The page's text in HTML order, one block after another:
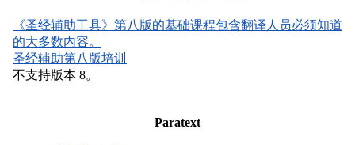
《圣经辅助工具》第八版的基础课程包含翻译人员必须知道
的大多数内容。
圣经辅助第八版培训
不支持版本 8。
Paratext